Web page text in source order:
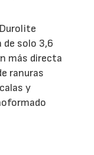
de solo 3,6
más directa
ranuras
y